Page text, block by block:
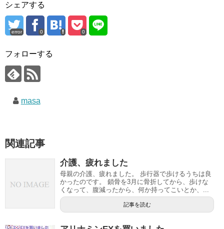
シェアする
error 0 0
フォローする
masa
関連記事
介護、疲れました
母親の介護、疲れました。 歩行器で歩けるうちは良
かったのです。 鎖骨を3月に骨折してから、歩けな
くなって、腹減ったから、何か持ってこいとか、...
記事を読む